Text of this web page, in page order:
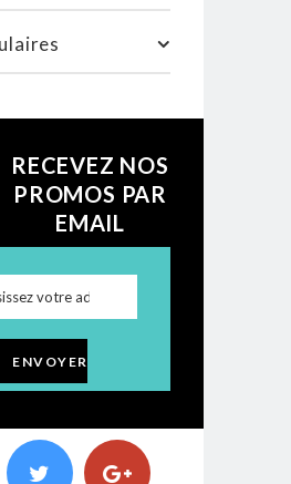
RECEVEZ NOS
PROMOS PAR
EMAIL
ENVOYER